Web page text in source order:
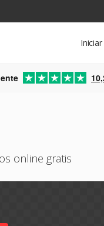
online gratis